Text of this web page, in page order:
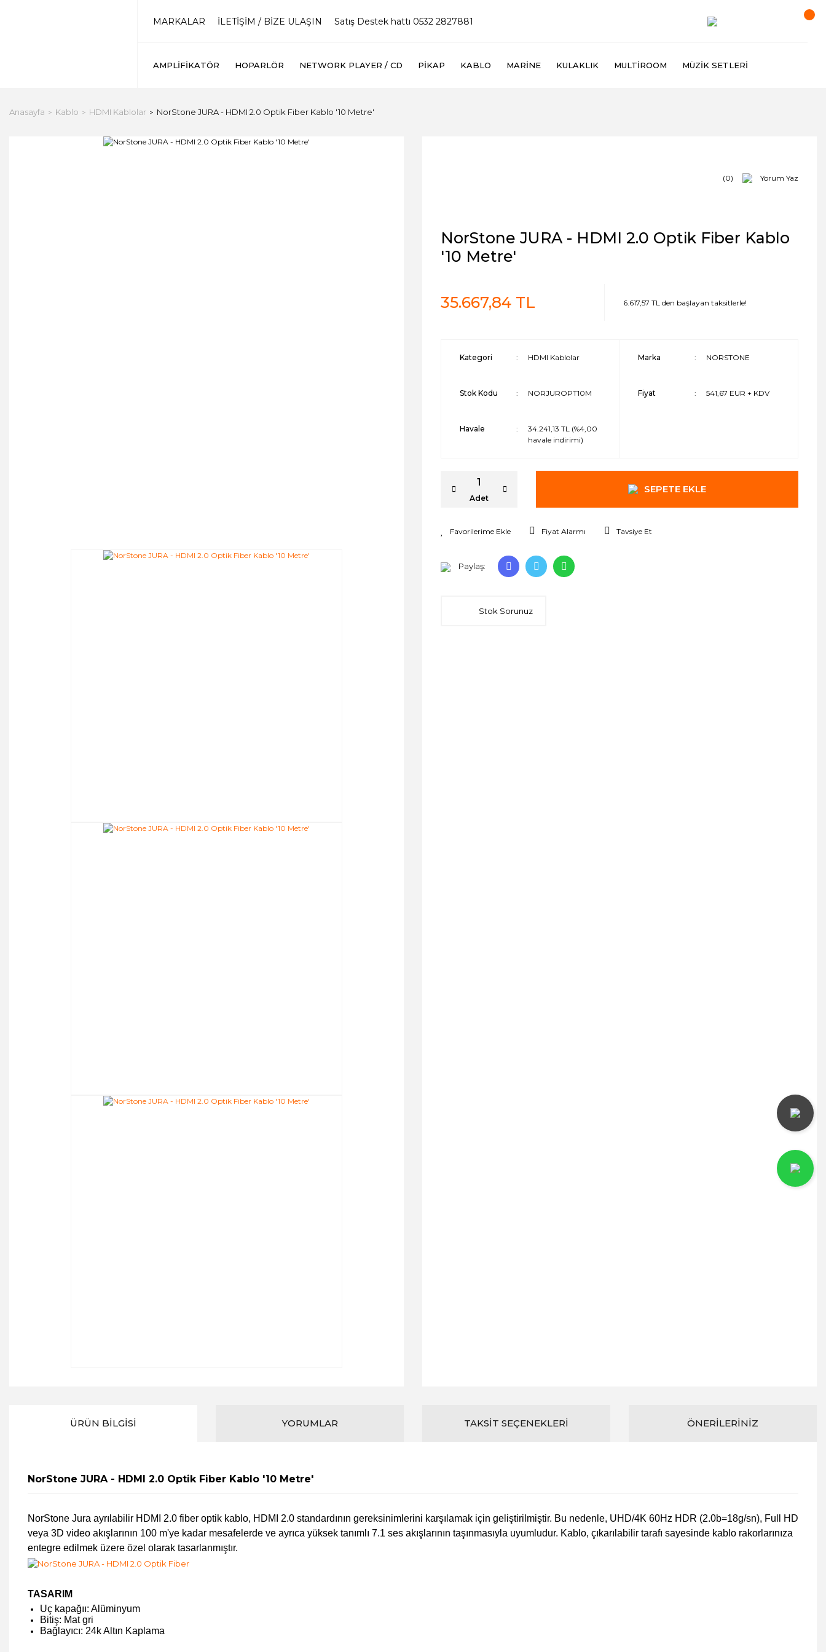
MARKALAR İLETİŞİM / BİZE ULAŞIN Satış Destek hattı 0532 2827881
AMPLIFIKATÖR HOPARLÖR NETWORK PLAYER / CD PIKAP KABLO MARINE KULAKLIK MULTIROOM MÜZIK SETLERI
Anasayfa Kablo HDMI Kablolar NorStone JURA - HDMI 2.0 Optik Fiber Kablo '10 Metre'
(0) Yorum Yaz
NorStone JURA - HDMI 2.0 Optik Fiber Kablo
'10 Metre'
35.667,84 TL 6.617,57 TL den başlayan taksitlerle!
Kategori HDMI Kablolar Marka NORSTONE
Stok Kodu NORJUROPT10M Fiyat 541,67 EUR + KDV
Havale
34.241,13 TL (%4,00
havale indirimi)
Adet
SEPETE EKLE
Fiyat Alarmı Tavsiye Et
Paylaş:
Stok Sorunuz
ÜRÜN BILGISI YORUMLAR TAKSIT SEÇENEKLERI ÖNERILERINIZ
NorStone JURA - HDMI 2.0 Optik Fiber Kablo '10 Metre'
NorStone Jura ayrılabilir HDMI 2.0 fiber optik kablo, HDMI 2.0 standardının gereksinimlerini karşılamak için geliştirilmiştir. Bu nedenle, UHD/4K 60Hz HDR (2.0b=18g/sn), Full HD
veya 3D video akışlarının 100 m'ye kadar mesafelerde ve ayrıca yüksek tanımlı 7.1 ses akışlarının taşınmasıyla uyumludur. Kablo, çıkarılabilir tarafı sayesinde kablo rakorlarınıza
entegre edilmek üzere özel olarak tasarlanmıştır.
TASARIM
Uç kapağıı: Alüminyum
Bitiş: Mat gri
Bağlayıcı: 24k Altın Kaplama